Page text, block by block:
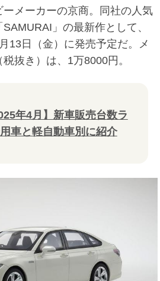
メーカーの京商。同社の人気
」の最新作として、
13日（金）に発売予定だ。メ
抜き）は、1万8000円。
年4月】新車販売台数ラ
車と軽自動車別に紹介